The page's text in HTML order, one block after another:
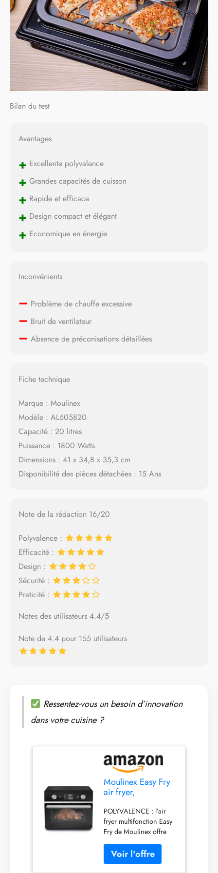
pour préparer une infinité
de recettes APPLICATION
MOULINEX : vous y
trouverez une inspiration
illimitée, des recettes
simples, de saison, des
astuces pratiques INCLUS
: friteuse air fryer, panier
pour friture, grille
Bilan du test
Avantages
+ Excellente polyvalence
+ Grandes capacités de cuisson
+ Rapide et efficace
+ Design compact et élégant
+ Economique en énergie
Inconvénients
– Problème de chauffe excessive
– Bruit de ventilateur
– Absence de préconisations détaillées
Fiche technique
Marque : Moulinex
Modèle : AL605820
Capacité : 20 litres
Puissance : 1800 Watts
Dimensions : 41 x 34,8 x 35,3 cm
Disponibilité des pièces détachées : 15 Ans
Note de la rédaction 16/20
Polyvalence :
Efficacité :
Design :
Sécurité :
Praticité :
Notes des utilisateurs 4.4/5
Note de 4.4 pour 155 utilisateurs
Ressentez-vous un besoin d’innovation
dans votre cuisine ?
Moulinex Easy Fry
air fryer,
multicuiseur et four,
20 L, 10
programmes,
friteuse sans huile,
3 niveaux de
cuisson, compact,
extra crisp, noir,
POLYVALENCE : l’air
fryer multifonction Easy
Fry de Moulinex offre
d'un four et d'une
friteuse sans huile avec